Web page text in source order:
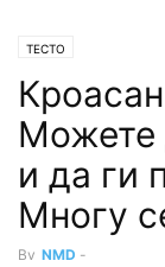
ТЕСТО
Можете
и да ги
Многу
By NMD -